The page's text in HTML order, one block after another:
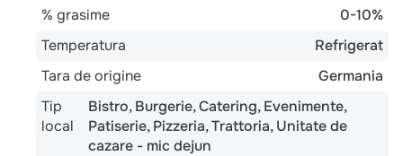
% grasime
0-10%
Temperatura
Refrigerat
Tara de origine
Germania
Tip
local
Bistro Burgerie Catering Evenimente
Patiserie Pizzeria Trattoria Unitate de
cazare - mic dejun